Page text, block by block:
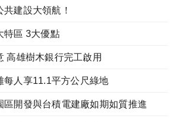
建設大領航！
特區 3大優點
高雄樹木銀行完工啟用
每人享11.1平方公尺綠地
區開發與台積電建廠如期如質推進